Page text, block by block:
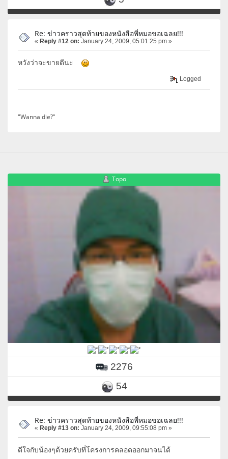
Re: ข่าวคราวสุดท้ายของหนังสือพี่หมอขอเฉลย!!!
« Reply #12 on: January 24, 2009, 05:01:25 pm »
หวังว่าจะขายดีนะ
Logged
"Wanna die?"
Topo
2276
54
Re: ข่าวคราวสุดท้ายของหนังสือพี่หมอขอเฉลย!!!
« Reply #13 on: January 24, 2009, 09:55:08 pm »
ดีใจกับน้องๆด้วยครับที่โครงการคลอดออกมาจนได้